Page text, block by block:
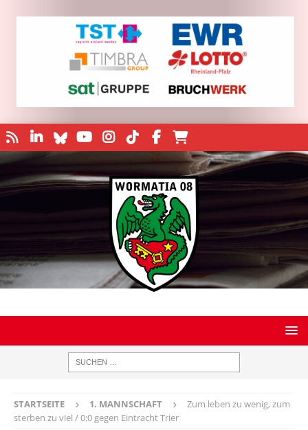
STARTSEITE 1. MANNSCHAFT
Zum leben zu wenig, zum
sterben zu viel / 0:0 gegen Eintracht Trier